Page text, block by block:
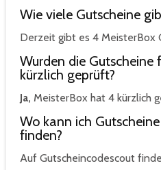
Wie viele Gutscheine
Derzeit gibt es 4 MeisterBox
Wurden die Gutscheine
kürzlich geprüft?
Ja, MeisterBox hat 4 kürzlich
Wo kann ich
finden?
Auf Gutscheincodescout